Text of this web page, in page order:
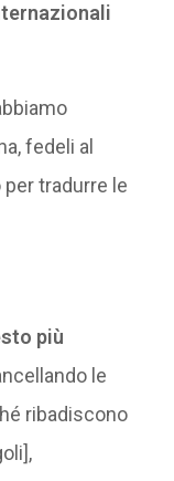
fedeli al
tradurre le
più
le
ribadiscono